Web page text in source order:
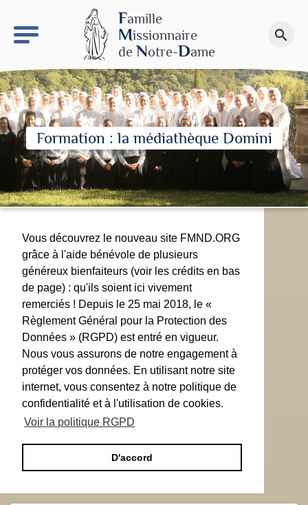
Famille
Missionnaire
de Notre-Dame
search
Faire un don
Formation : la médiathèque Domini
Vous découvrez le nouveau site FMND.ORG
grâce à l'aide bénévole de plusieurs
généreux bienfaiteurs (voir les crédits en bas
de page) : qu'ils soient ici vivement
remerciés ! Depuis le 25 mai 2018, le «
Règlement Général pour la Protection des
Données » (RGPD) est entré en vigueur.
Nous vous assurons de notre engagement à
protéger vos données. En utilisant notre site
internet, vous consentez à notre politique de
confidentialité et à l'utilisation de cookies.
Voir la politique RGPD
D'accord